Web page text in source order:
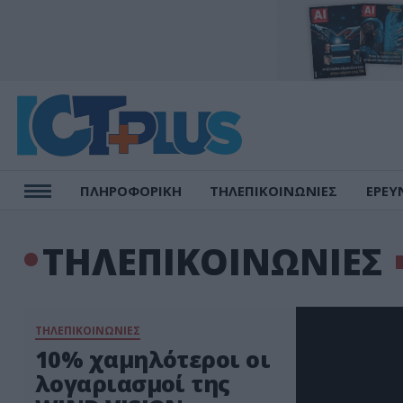
ΠΛΗΡΟΦΟΡΙΚΗ ΤΗΛΕΠΙΚΟΙΝΩΝΙΕΣ
ΤΗΛΕΠΙΚΟΙΝΩΝΙΕΣ
ΤΗΛΕΠΙΚΟΙΝΩΝΙΕΣ
10% χαμηλότεροι οι
λογαριασμοί της